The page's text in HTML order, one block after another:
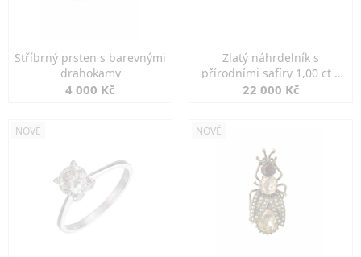
Stříbrný prsten s barevnými
drahokamy
4 000 Kč
Zlatý náhrdelník s
přírodními safíry 1,00 ct a
diamanty
22 000 Kč
NOVÉ NOVÉ